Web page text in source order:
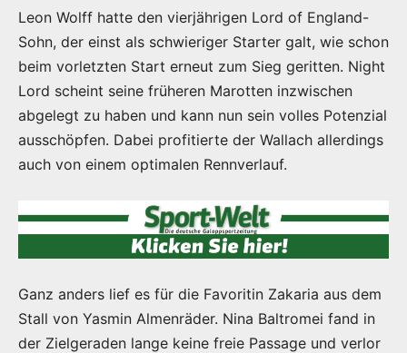
Leon Wolff hatte den vierjährigen Lord of England-
Sohn, der einst als schwieriger Starter galt, wie schon
beim vorletzten Start erneut zum Sieg geritten. Night
Lord scheint seine früheren Marotten inzwischen
abgelegt zu haben und kann nun sein volles Potenzial
ausschöpfen. Dabei profitierte der Wallach allerdings
auch von einem optimalen Rennverlauf.
Ganz anders lief es für die Favoritin Zakaria aus dem
Stall von Yasmin Almenräder. Nina Baltromei fand in
der Zielgeraden lange keine freie Passage und verlor